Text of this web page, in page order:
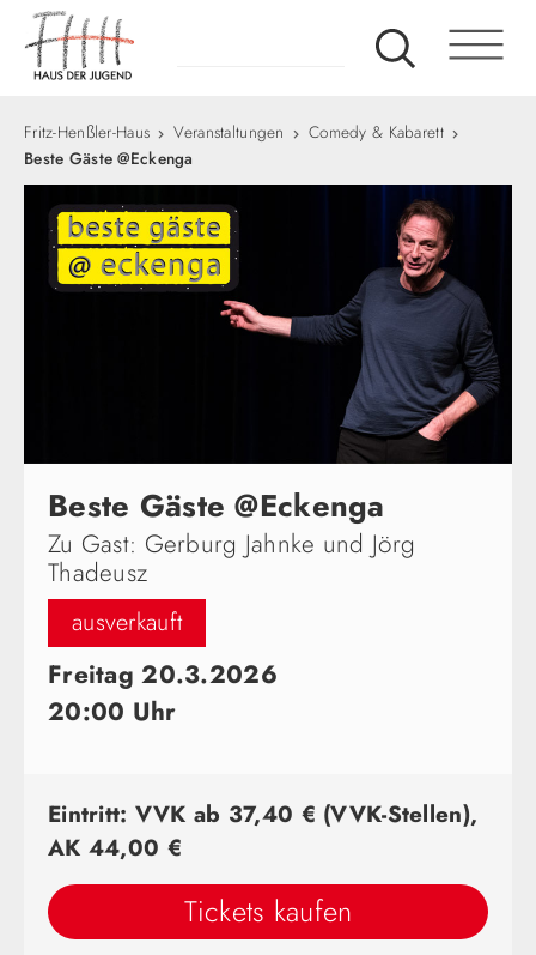
Fritz-Henßler-Haus Veranstaltungen
Comedy & Kabarett
Beste Gäste @Eckenga
Beste Gäste @Eckenga
Zu Gast: Gerburg Jahnke und Jörg
Thadeusz
ausverkauft
Freitag 20.3.2026
20:00 Uhr
Eintritt: VVK ab 37,40 € (VVK-Stellen),
AK 44,00 €
Tickets kaufen